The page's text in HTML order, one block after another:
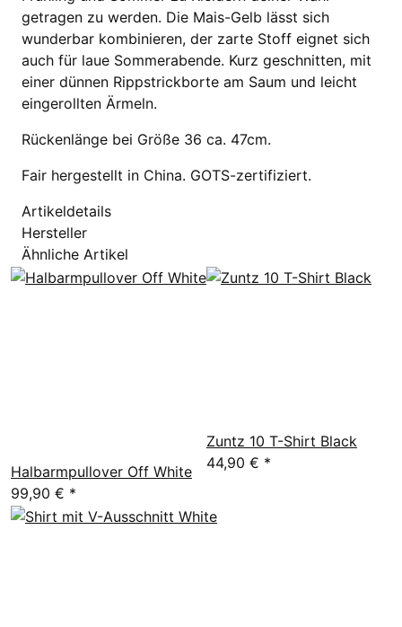
getragen zu werden. Die Mais-Gelb lässt sich
wunderbar kombinieren, der zarte Stoff eignet sich
auch für laue Sommerabende. Kurz geschnitten, mit
einer dünnen Rippstrickborte am Saum und leicht
eingerollten Ärmeln.
Rückenlänge bei Größe 36 ca. 47cm.
Fair hergestellt in China. GOTS-zertifiziert.
Artikeldetails
Hersteller
Ähnliche Artikel
Halbarmpullover Off White
99,90 € *
Zuntz 10 T-Shirt Black
44,90 € *